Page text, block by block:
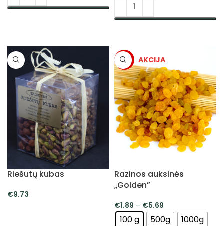
Riešutų kubas
€9.73
-5%
Razinos auksinės
„Golden”
€1.89 – €5.69
100 g 500g 1000g